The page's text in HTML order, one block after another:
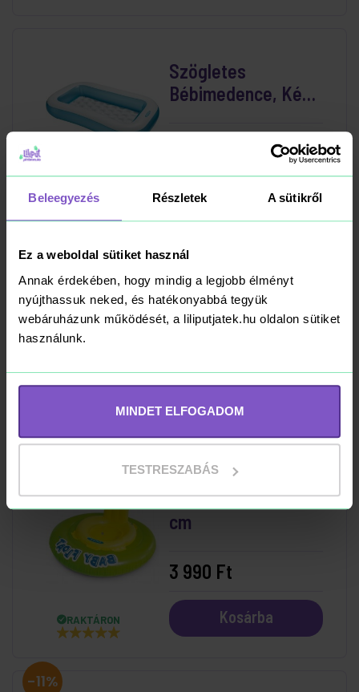
Beleegyezés Részletek A sütikről
Ez a weboldal sütiket használ
Annak érdekében, hogy mindig a legjobb élményt
nyújthassuk neked, és hatékonyabbá tegyük
webáruházunk működését, a liliputjatek.hu oldalon sütiket
használunk.
MINDET ELFOGADOM
TESTRESZABÁS
RAKTÁRON
Szögletes
Bébimedence, Kék
Kosárba
RAKTÁRON
Deluxe Beülős Bébi
Úszógumi 79x79cm
Kosárba
RAKTÁRON
Beülős Bébiúszó 76
cm
3 990 Ft
Kosárba
-11%